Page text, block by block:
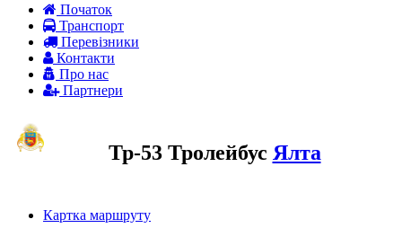
Початок
Транспорт
Перевiзники
Контакти
Про нас
Партнери
Тр-53 Тролейбус Ялта
Картка маршруту